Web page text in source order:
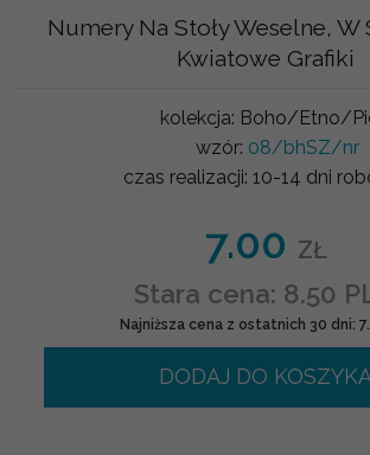
Numery Na Stoły Weselne,
Kwiatowe Grafiki
kolekcja: Boho/Etno/
wzór: 08/bhSZ/nr
czas realizacji: 10-14 dni
7.00 ZŁ
Stara cena: 8.50
Najniższa cena z ostatnich 30 dni:
DODAJ DO